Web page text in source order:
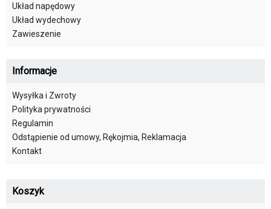
Układ napędowy
Układ wydechowy
Zawieszenie
Informacje
Wysyłka i Zwroty
Polityka prywatności
Regulamin
Odstąpienie od umowy, Rękojmia, Reklamacja
Kontakt
Koszyk